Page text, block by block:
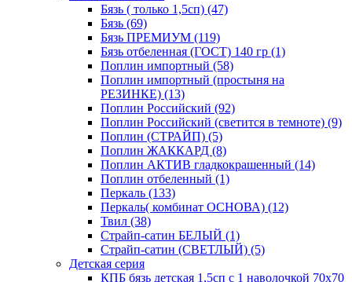
Бязь ( только 1,5сп) (47)
Бязь (69)
Бязь ПРЕМИУМ (119)
Бязь отбеленная (ГОСТ) 140 гр (1)
Поплин импортный (58)
Поплин импортный (простыня на
РЕЗИНКЕ) (13)
Поплин Российский (92)
Поплин Российский (светится в темноте) (9)
Поплин (СТРАЙП) (5)
Поплин ЖАККАРД (8)
Поплин АКТИВ гладкокрашенный (14)
Поплин отбеленный (1)
Перкаль (133)
Перкаль( комбинат ОСНОВА) (12)
Твил (38)
Страйп-сатин БЕЛЫЙ (1)
Страйп-сатин (СВЕТЛЫЙ) (5)
Детская серия
КПБ бязь детская 1,5сп с 1 наволочкой 70х70